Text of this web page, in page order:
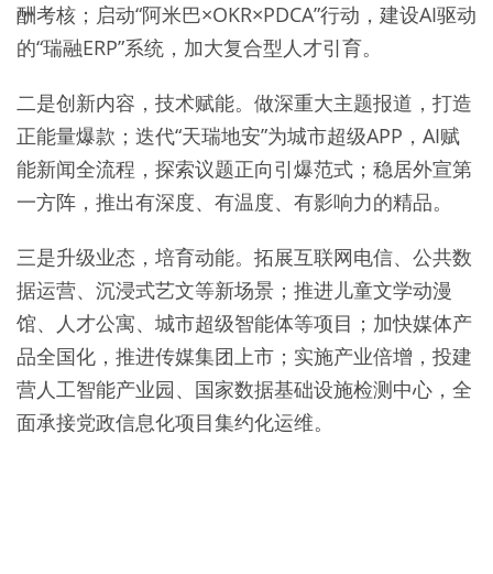
酬考核；启动“阿米巴×OKR×PDCA”行动，建设AI驱动
的“瑞融ERP”系统，加大复合型人才引育。
二是创新内容，技术赋能。做深重大主题报道，打造
正能量爆款；迭代“天瑞地安”为城市超级APP，AI赋
能新闻全流程，探索议题正向引爆范式；稳居外宣第
一方阵，推出有深度、有温度、有影响力的精品。
三是升级业态，培育动能。拓展互联网电信、公共数
据运营、沉浸式艺文等新场景；推进儿童文学动漫
馆、人才公寓、城市超级智能体等项目；加快媒体产
品全国化，推进传媒集团上市；实施产业倍增，投建
营人工智能产业园、国家数据基础设施检测中心，全
面承接党政信息化项目集约化运维。